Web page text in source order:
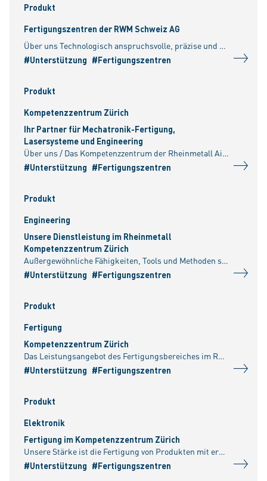
Produkt
Fertigungszentren der RWM Schweiz AG
Über uns Technologisch anspruchsvolle, präzise und kundenspezifische Zulieferteile auf dem Gebiet der Metall- und Kunststoffverarbeitung bilden die Schwerpunkte in den Fertigungszentren der RWM Schwei
#Unterstützung #Fertigungszentren
Produkt
Kompetenzzentrum Zürich
Ihr Partner für Mechatronik-Fertigung,
Lasersysteme und Engineering
Über uns / Das Kompetenzzentrum der Rheinmetall Air Defence AG verfügt über ein breites Leistungsportfolio für unterschiedliche Industriezweige. Über 400 Spezialisten aus Engineering, Fertigung und Pr
#Unterstützung #Fertigungszentren
Produkt
Engineering
Unsere Dienstleistung im Rheinmetall
Kompetenzzentrum Zürich
Außergewöhnliche Fähigkeiten, Tools und Methoden sind Voraussetzung für die Entwicklung unserer hochkomplexen Produkte im Rheinmetall Kompetenzzentrum Zürich. Die wesentlichen Treiber hierbei sind:
#Unterstützung #Fertigungszentren
Produkt
Fertigung
Kompetenzzentrum Zürich
Das Leistungsangebot des Fertigungsbereiches im Rheinmetall Kompetenzzentrum Zürich umfasst neben der Projektplanung, der Konstruktion und der Entwicklung, die Materialbeschaffung, das Prozess-Enginee
#Unterstützung #Fertigungszentren
Produkt
Elektronik
Fertigung im Kompetenzzentrum Zürich
Unsere Stärke ist die Fertigung von Produkten mit erhöhten Qualitäts- und Zuverlässigkeitsanforderungen, unter anderem nach IPC-A-610 Klasse 3. Um den hohen Qualitätsanforderungen Rechnung tragen zu k
#Unterstützung #Fertigungszentren